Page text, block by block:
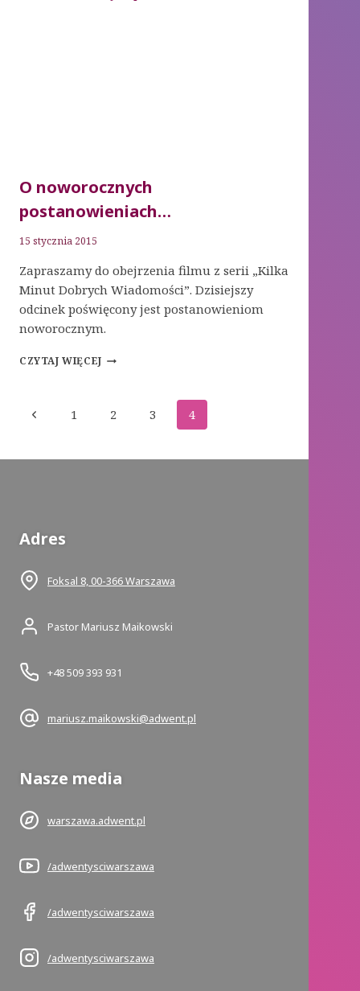
O noworocznych
postanowieniach…
15 stycznia 2015
Zapraszamy do obejrzenia filmu z serii „Kilka
Minut Dobrych Wiadomości”. Dzisiejszy
odcinek poświęcony jest postanowieniom
noworocznym.
CZYTAJ WIĘCEJO
Nawigacja
Poprzednia
1 2 3 4
Adres
Foksal 8, 00-366 Warszawa
Pastor Mariusz Maikowski
+48 509 393 931
mariusz.maikowski@adwent.pl
Nasze media
warszawa.adwent.pl
/adwentysciwarszawa
/adwentysciwarszawa
/adwentysciwarszawa